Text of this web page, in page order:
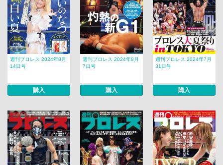
週刊プロレス 2024年8月
14日号
購入
週刊プロレス 2024年8月
7日号
購入
週刊プロレス 2024年7月
31日号
購入